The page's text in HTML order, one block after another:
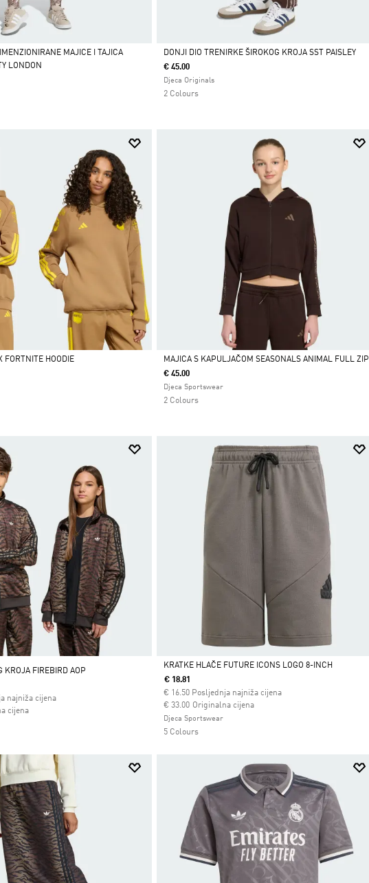
MAJICE I TAJICA
LONDON
Da
DONJI DIO TRENIRKE ŠIROKOG KROJA SST PAISLEY
€ 45.00
Djeca Originals
2 Colours
FORTNITE HOODIE
Da
MAJICA S KAPULJAČOM SEASONALS ANIMAL FULL ZIP
€ 45.00
Djeca Sportswear
2 Colours
KROJA FIREBIRD AOP
najniža cijena
cijena
Da
KRATKE HLAČE FUTURE ICONS LOGO 8-INCH
€ 18.81
€ 16.50 Posljednja najniža cijena
Originalna cijena
Cijena umanjena od
€ 33.00za
Djeca Sportswear
5 Colours